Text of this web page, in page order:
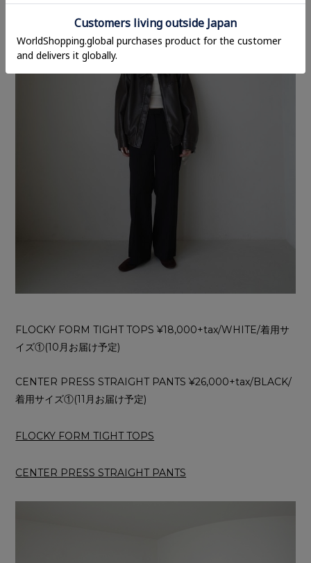
FLOCKY FORM TIGHT TOPS ¥18,000+tax/WHITE/着用サ
イズ①(10月お届け予定)
CENTER PRESS STRAIGHT PANTS ¥26,000+tax/BLACK/
着用サイズ①(11月お届け予定)
FLOCKY FORM TIGHT TOPS
CENTER PRESS STRAIGHT PANTS